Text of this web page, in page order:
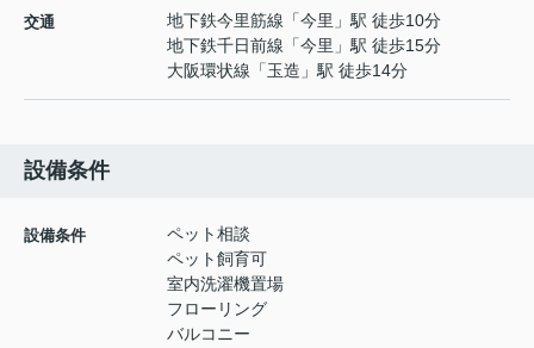
交通 地下鉄今里筋線 「今里 」駅 徒歩10分
地下鉄千日前線 「今里 」駅 徒歩15分
大阪環状線 「玉造 」駅 徒歩14分
設備条件
設備条件
ペット相談
ペット飼育可
室内洗濯機置場
フローリング
バルコニー